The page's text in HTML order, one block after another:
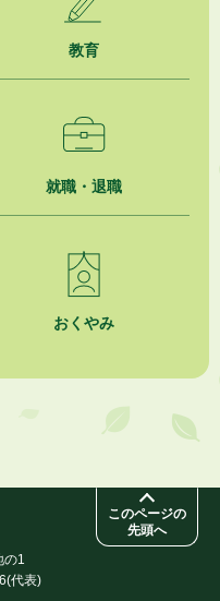
めての将棋教室
教育
就職・退職
おくやみ
このページの
先頭へ
の1
代表)